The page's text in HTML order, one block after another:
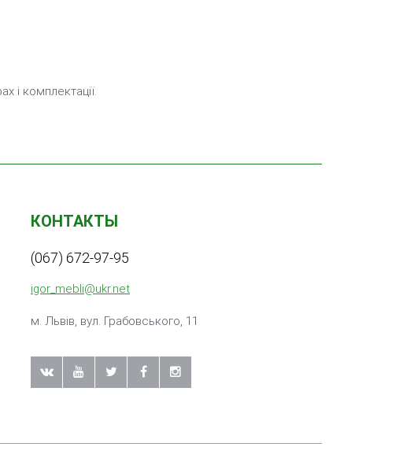
і комплектації.
КОНТАКТЫ
(067) 672-97-95
igor_mebli@ukr.net
м. Львiв, вул. Грабовського, 11